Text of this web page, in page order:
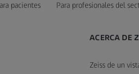
pacientes Para profesionales del
ACERCA DE
Zeiss de un